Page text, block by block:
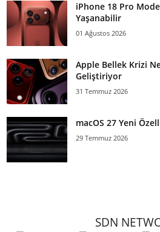
iPhone 18 Pro
Yaşanabilir
01 Ağustos 2026
Apple Bellek Krizi
Geliştiriyor
31 Temmuz 2026
macOS 27 Yeni
29 Temmuz 2026
SDN